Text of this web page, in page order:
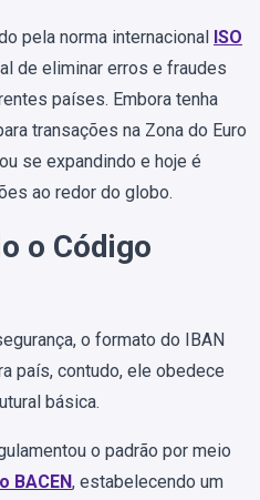
pela norma internacional ISO
de eliminar erros e fraudes
países. Embora tenha
transações na Zona do Euro
se expandindo e hoje é
ao redor do globo.
o Código
o formato do IBAN
país, contudo, ele obedece
básica.
o padrão por meio
BACEN, estabelecendo um